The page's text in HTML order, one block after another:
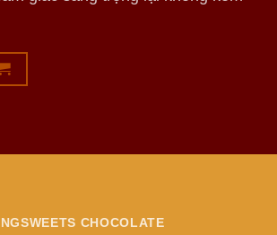
CHOCOLATE